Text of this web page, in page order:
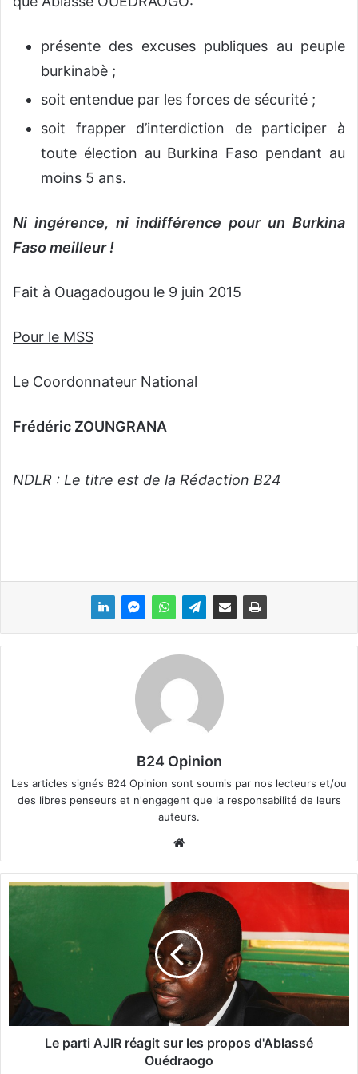
présente des excuses publiques au peuple
burkinabè ;
soit entendue par les forces de sécurité ;
soit frapper d’interdiction de participer à
toute élection au Burkina Faso pendant au
moins 5 ans.
Ni ingérence, ni indifférence pour un Burkina
Faso meilleur !
Fait à Ouagadougou le 9 juin 2015
Pour le MSS
Le Coordonnateur National
Frédéric ZOUNGRANA
NDLR : Le titre est de la Rédaction B24
B24 Opinion
Les articles signés B24 Opinion sont soumis par nos lecteurs et/ou
des libres penseurs et n'engagent que la responsabilité de leurs
auteurs.
bsi
te
L
e
r
A
J
Le parti AJIR réagit sur les propos d'Ablassé
Ouédraogo